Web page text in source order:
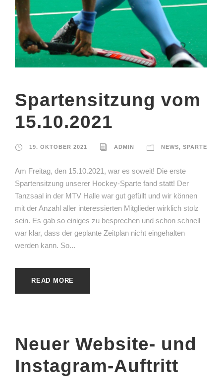
Spartensitzung vom
15.10.2021
19. OKTOBER 2021 ADMIN NEWS, SPARTE
Am Freitag, den 15.10.2021, war es soweit! Die erste
Spartensitzung unserer Hockey-Sparte fand statt! Der
Tanzsaal in der MTV Halle war gut gefüllt und wir können
mit der Anzahl aller interessierten Mitglieder wirklich stolz
sein. Es gab so einiges zu besprechen und schon schnell
war klar, dass der geplante Zeitplan nicht eingehalten
werden kann. So...
READ MORE
Neuer Website- und
Instagram-Auftritt